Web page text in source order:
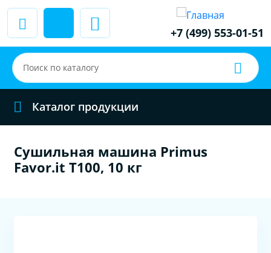
+7 (499) 553-01-51
Каталог продукции
Сушильная машина Primus
Favor.it T100, 10 кг